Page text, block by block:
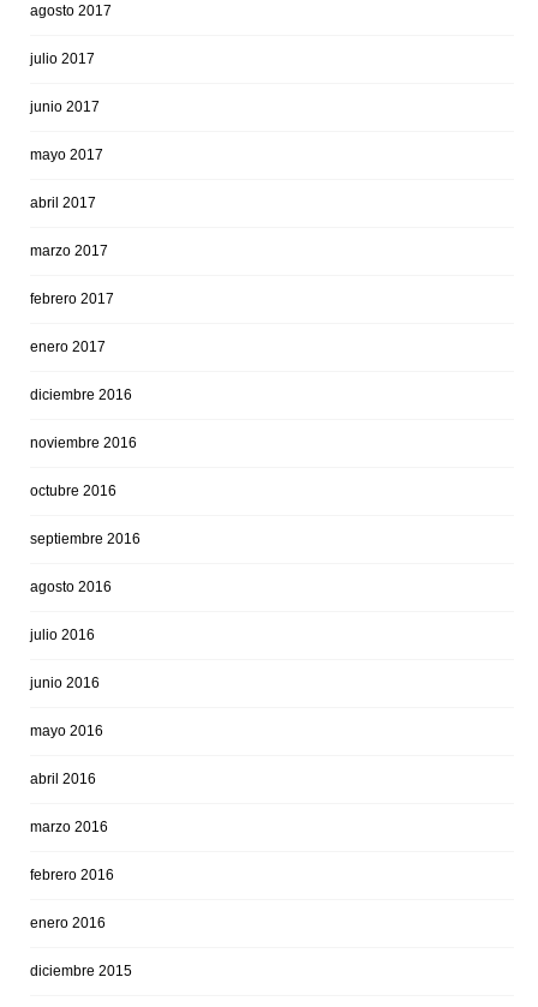
agosto 2017
julio 2017
junio 2017
mayo 2017
abril 2017
marzo 2017
febrero 2017
enero 2017
diciembre 2016
noviembre 2016
octubre 2016
septiembre 2016
agosto 2016
julio 2016
junio 2016
mayo 2016
abril 2016
marzo 2016
febrero 2016
enero 2016
diciembre 2015